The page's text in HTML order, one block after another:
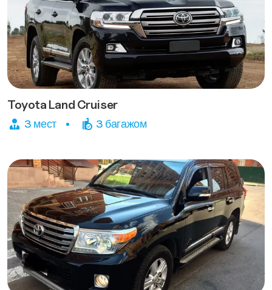
Toyota Land Cruiser
3 мест 3 багажом